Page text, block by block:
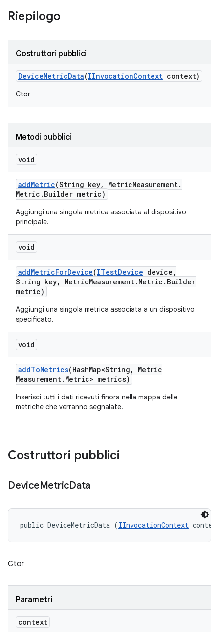
Riepilogo
Costruttori pubblici
DeviceMetricData(IInvocationContext context)
Ctor
Metodi pubblici
void
addMetric(String key, MetricMeasurement.
Metric . Builder metric)
Aggiungi una singola metrica associata al dispositivo
principale.
void
addMetricForDevice(ITestDevice device ,
String key, MetricMeasurement. Metric . Builder
metric)
Aggiungi una singola metrica associata a un dispositivo
specificato.
void
addToMetrics(HashMap<String ,
Metric
Measurement. Metric> metrics)
Inserisci tutti i dati ricevuti finora nella mappa delle
metriche che verranno segnalate.
Costruttori pubblici
DeviceMetricData
public DeviceMetricData (IInvocationContext
Ctor
Parametri
context